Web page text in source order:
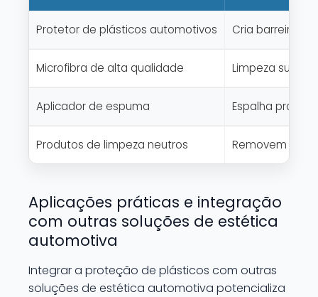
Protetor de plásticos automotivos Cria barreira
Microfibra de alta qualidade Limpeza suave
Aplicador de espuma Espalha
Produtos de limpeza neutros Removem
Aplicações práticas e integração
com outras soluções de estética
automotiva
Integrar a proteção de plásticos com outras
soluções de estética automotiva potencializa